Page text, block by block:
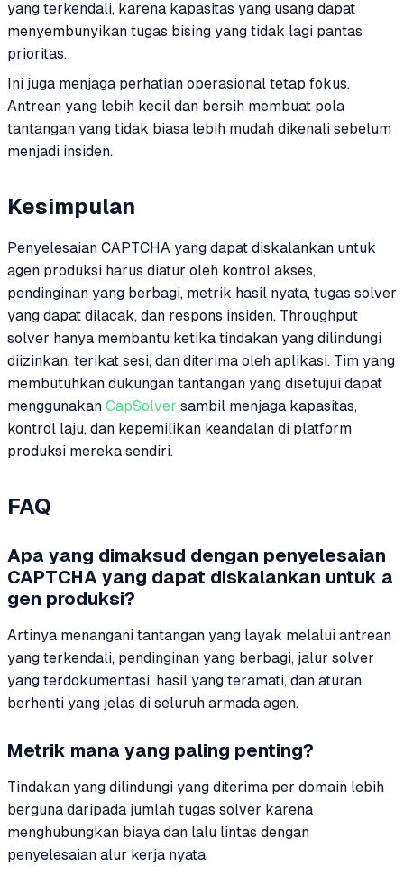
yang terkendali, karena kapasitas yang usang dapat
menyembunyikan tugas bising yang tidak lagi pantas
prioritas.
Ini juga menjaga perhatian operasional tetap fokus.
Antrean yang lebih kecil dan bersih membuat pola
tantangan yang tidak biasa lebih mudah dikenali sebelum
menjadi insiden.
Kesimpulan
Penyelesaian CAPTCHA yang dapat diskalankan untuk
agen produksi harus diatur oleh kontrol akses,
pendinginan yang berbagi, metrik hasil nyata, tugas solver
yang dapat dilacak, dan respons insiden. Throughput
solver hanya membantu ketika tindakan yang dilindungi
diizinkan, terikat sesi, dan diterima oleh aplikasi. Tim yang
membutuhkan dukungan tantangan yang disetujui dapat
menggunakan CapSolver sambil menjaga kapasitas,
kontrol laju, dan kepemilikan keandalan di platform
produksi mereka sendiri.
FAQ
Apa yang dimaksud dengan penyelesaian
CAPTCHA yang dapat diskalankan untuk a
gen produksi?
Artinya menangani tantangan yang layak melalui antrean
yang terkendali, pendinginan yang berbagi, jalur solver
yang terdokumentasi, hasil yang teramati, dan aturan
berhenti yang jelas di seluruh armada agen.
Metrik mana yang paling penting?
Tindakan yang dilindungi yang diterima per domain lebih
berguna daripada jumlah tugas solver karena
menghubungkan biaya dan lalu lintas dengan
penyelesaian alur kerja nyata.